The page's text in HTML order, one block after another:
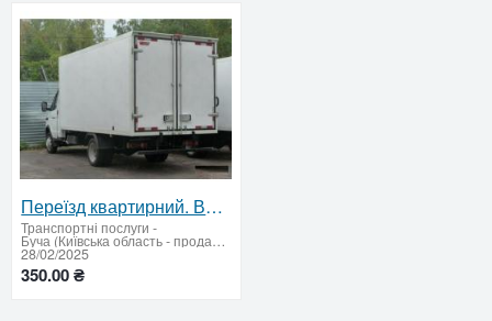
Переїзд квартирний. Вантажоперевезення. Доставка вантажів.
Транспортні послуги -
Буча (Київська область - продати купити)
28/02/2025
350.00 ₴